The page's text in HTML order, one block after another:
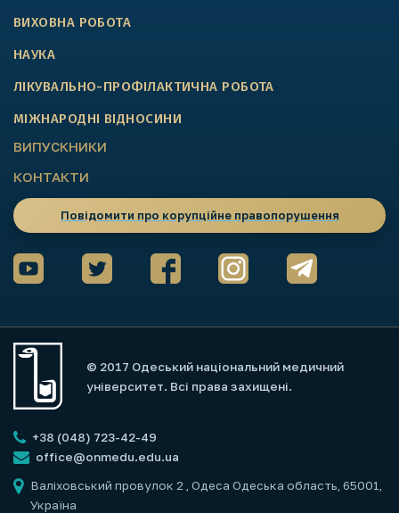
ВИХОВНА РОБОТА
НАУКА
ЛІКУВАЛЬНО-ПРОФІЛАКТИЧНА РОБОТА
МІЖНАРОДНІ ВІДНОСИНИ
ВИПУСКНИКИ
КОНТАКТИ
Повідомити про корупційне правопорушення
© 2017 Одеський національний медичний
університет. Всі права захищені.
+38 (048) 723-42-49
office@onmedu.edu.ua
Валіховський провулок 2
, Одеса Одеська область, 65001,
Україна